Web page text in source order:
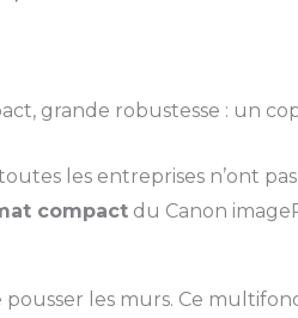
grande robustesse : un
les entreprises n’ont
compactdu Canon
pousser les murs. Ce